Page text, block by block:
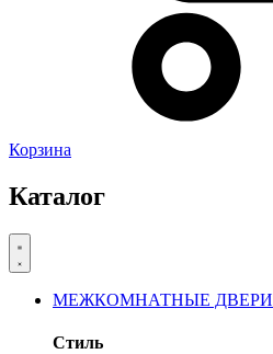
Корзина
Каталог
МЕЖКОМНАТНЫЕ ДВЕРИ
Стиль